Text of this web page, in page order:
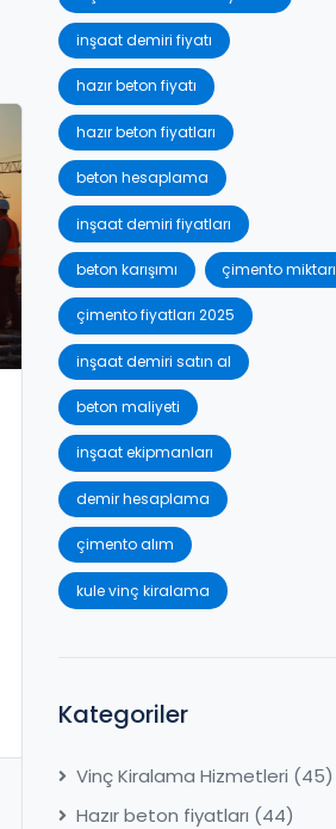
inşaat demiri fiyatı
hazır beton fiyatı
hazır beton fiyatları
beton hesaplama
inşaat demiri fiyatları
beton karışımı çimento miktarı
çimento fiyatları 2025
inşaat demiri satın al
beton maliyeti
inşaat ekipmanları
demir hesaplama
çimento alım
kule vinç kiralama
Kategoriler
Vinç Kiralama Hizmetleri (45)
Hazır beton fiyatları (44)